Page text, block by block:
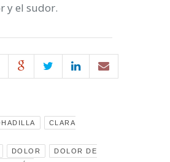
y el sudor.
CLARA
DOLOR
DOLOR DE